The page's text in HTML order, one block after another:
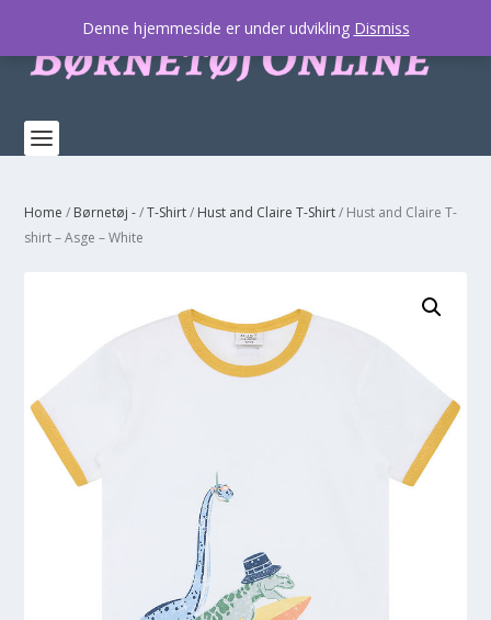
Home / Børnetøj -/T-Shirt/ Hust and Claire T-Shirt/ Hust and Claire T-
shirt – Asge – White
Denne hjemmeside er under udvikling Dismiss